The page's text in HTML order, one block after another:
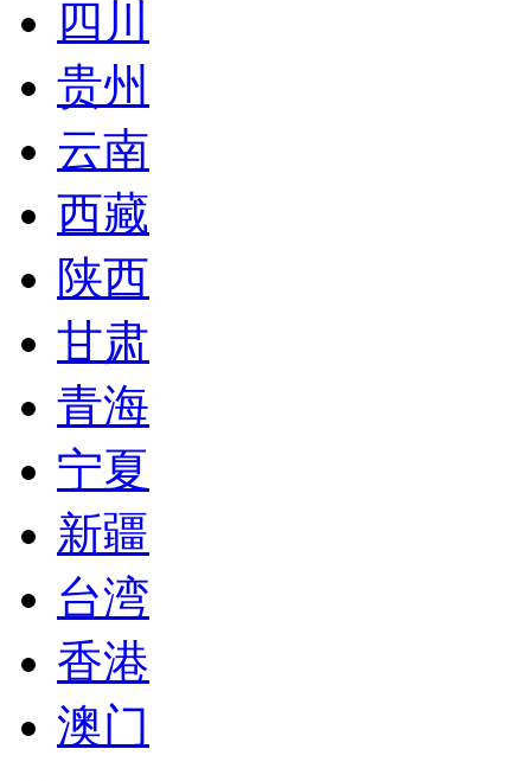
四川
贵州
云南
西藏
陕西
甘肃
青海
宁夏
新疆
台湾
香港
澳门